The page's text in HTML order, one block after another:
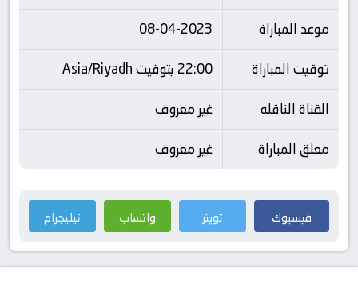
موعد المباراة
08-04-2023
توقيت المباراة
22:00 بتوقيت Asia/Riyadh
القناة الناقله
غير معروف
معلق المباراة
غير معروف
فيسبوك تويتر واتساب تيليجرام